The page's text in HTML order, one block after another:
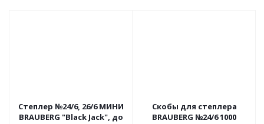
Степлер №24/6, 26/6 МИНИ
BRAUBERG "Black Jack", до
Скобы для степлера
BRAUBERG №24/6 1000